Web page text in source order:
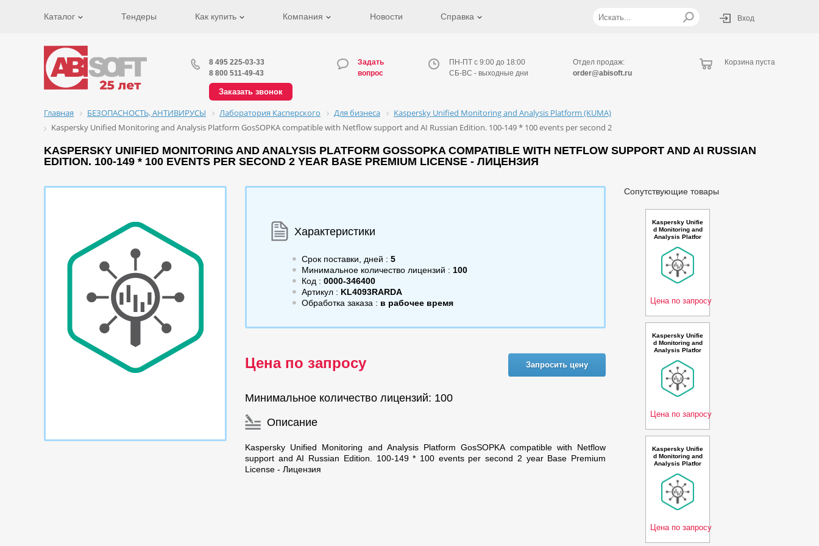
Каталог Тендеры Как купить Компания Новости Справка Вход
8 495 225-03-33
8 800 511-49-43
Заказать звонок
Задать
вопрос
ПН-ПТ с 9:00 до 18:00
СБ-ВС - выходные дни
Отдел продаж:
order@abisoft.ru
Корзина пуста
Главная БЕЗОПАСНОСТЬ, АНТИВИРУСЫ Лаборатория Касперского Для бизнеса
Kaspersky Unified Monitoring and Analysis Platform (KUMA)
Kaspersky Unified Monitoring and Analysis Platform GosSOPKA compatible with Netflow support and AI Russian Edition. 100-149 * 100 events per second 2
KASPERSKY UNIFIED MONITORING AND ANALYSIS PLATFORM GOSSOPKA COMPATIBLE WITH NETFLOW SUPPORT AND AI RUSSIAN
EDITION. 100-149 * 100 EVENTS PER SECOND 2 YEAR BASE PREMIUM LICENSE - ЛИЦЕНЗИЯ
Характеристики
Срок поставки, дней : 5
Минимальное количество лицензий : 100
Код : 0000-346400
Артикул : KL4093RARDA
Обработка заказа : в рабочее время
Цена по запросу Запросить цену
Минимальное количество лицензий: 100
Описание
Kaspersky Unified Monitoring and Analysis Platform GosSOPKA compatible with Netflow
support and AI Russian Edition. 100-149 * 100 events per second 2 year Base Premium
License - Лицензия
Сопутствующие товары
Kaspersky Unifie
d Monitoring and
Analysis Platfor
mpatible with TI
and AI Russian E
dition. 25-49 * 10
0 events per sec
ond 3 year Rene
Цена по запросу
Kaspersky Unifie
d Monitoring and
Analysis Platfor
n. 20-24 * 100 ev
ents per second
1 year Renewal
Premium Licens
e - Лицензия
Цена по запросу
Kaspersky Unifie
d Monitoring and
Analysis Platfor
upport and AI Ru
ssian Edition. 10
0-149 * 100 even
ts per second 1
year Base Premi
Цена по запросу